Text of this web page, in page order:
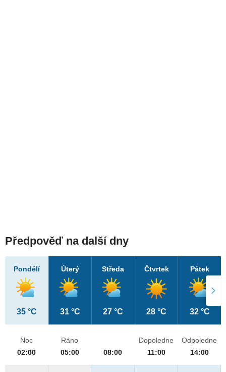
Předpověď na další dny
Pondělí
35 °C
Úterý
31 °C
Středa
27 °C
Čtvrtek
28 °C
Pátek
32 °C
Noc
02:00
Ráno
05:00
08:00
Dopoledne
11:00
Odpoledne
14:00